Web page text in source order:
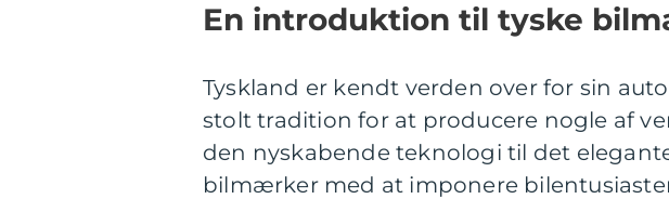
En introduktion til tyske
Tyskland er kendt verden over for sin
stolt tradition for at producere nogle af
den nyskabende teknologi til det
bilmærker med at imponere